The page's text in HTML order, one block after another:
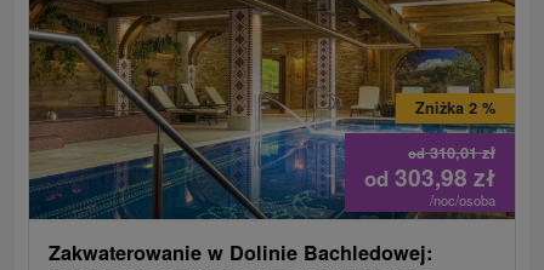
od310,01zł
Zniżka 2 %
od 303,98 zł
/noc/osoba
Zakwaterowanie w Dolinie Bachledowej: